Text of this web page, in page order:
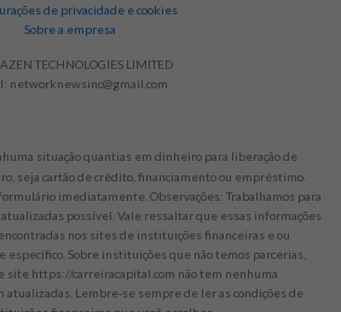
de privacidade e cookies
Sobre a empresa
TECHNOLOGIES LIMITED
networknewsinc@gmail.com
situação quantias em dinheiro para liberação de
seja cartão de crédito, financiamento ou empréstimo.
imediatamente. Observações: Trabalhamos para
possível. Vale ressaltar que essas informações
nos sites de instituições financeiras e ou
específico. Sobre instituições que não temos parcerias,
site https://carreiracapital.com não tem nenhuma
Lembre-se sempre de ler as condições de